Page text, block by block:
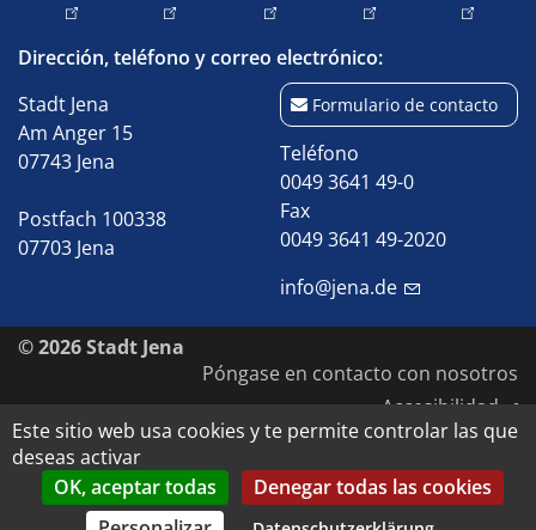
Dirección, teléfono y correo electrónico:
Stadt Jena
Am Anger 15
07743 Jena
Postfach 100338
07703 Jena
Formulario de contacto
Teléfono
0049 3641 49-0
Fax
0049 3641 49-2020
info@jena.de
© 2026 Stadt Jena
Póngase en contacto con nosotros
Accesibilidad
Protección de datos
Pie de imprenta
Derechos de autor y de imagen
Este sitio web usa cookies y te permite controlar las que
deseas activar
OK, aceptar todas
Denegar todas las cookies